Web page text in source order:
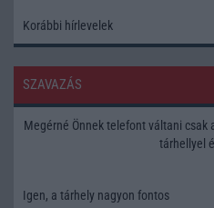
Korábbi hírlevelek
SZAVAZÁS
Megérné Önnek telefont váltani
tárhellyel
Igen, a tárhely nagyon fontos